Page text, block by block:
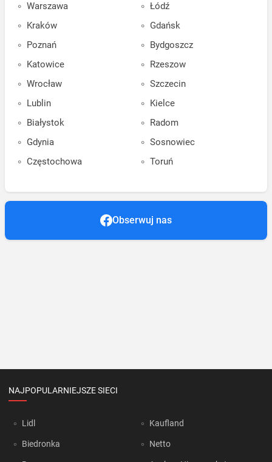
Warszawa
Kraków
Poznań
Katowice
Wrocław
Lublin
Białystok
Gdynia
Częstochowa
Łódź
Gdańsk
Bydgoszcz
Rzeszow
Szczecin
Kielce
Radom
Sosnowiec
Toruń
Obserwuj nas
NAJPOPULARNIEJSZE SIECI
Lidl
Biedronka
Kaufland
Netto